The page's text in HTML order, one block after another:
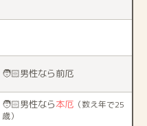
🧑🏻男性なら前厄
🧑🏻男性なら本厄（数え年で25
歳）